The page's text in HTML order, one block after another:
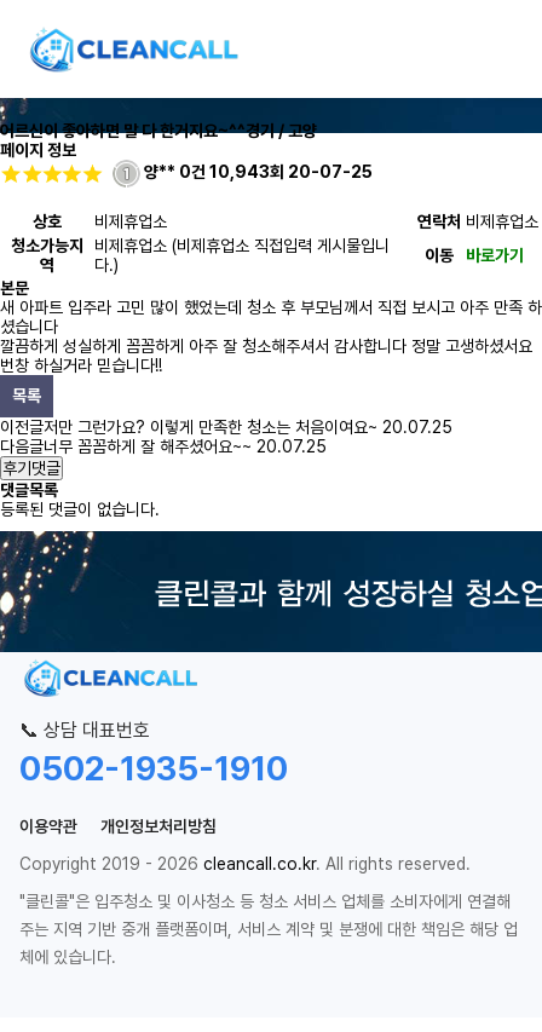
어르신이 좋아하면 말 다 한거지요~^^경기 / 고양
페이지 정보
양** 0건 10,943회 20-07-25
상호 비제휴업소 연락처 비제휴업소
청소가능지
역
비제휴업소 (비제휴업소 직접입력 게시물입니
다.)
이동
바로가기
본문
새 아파트 입주라 고민 많이 했었는데 청소 후 부모님께서 직접 보시고 아주 만족 하
셨습니다
깔끔하게 성실하게 꼼꼼하게 아주 잘 청소해주셔서 감사합니다 정말 고생하셨서요
번창 하실거라 믿습니다!!
목록
이전글저만 그런가요? 이렇게 만족한 청소는 처음이여요~ 20.07.25
다음글너무 꼼꼼하게 잘 해주셨어요~~ 20.07.25
후기댓글
댓글목록
등록된 댓글이 없습니다.
📞 상담 대표번호
0502-1935-1910
이용약관
개인정보처리방침
Copyright 2019 - 2026 cleancall.co.kr. All rights reserved.
"클린콜"은 입주청소 및 이사청소 등 청소 서비스 업체를 소비자에게 연결해
주는 지역 기반 중개 플랫폼이며, 서비스 계약 및 분쟁에 대한 책임은 해당 업
체에 있습니다.